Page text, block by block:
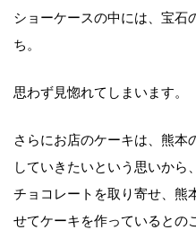
ショーケースの中には、宝石
ち。
思わず見惚れてしまいます。
さらにお店のケーキは、熊
していきたいという思いか
チョコレートを取り寄せ、熊
せてケーキを作っているとの